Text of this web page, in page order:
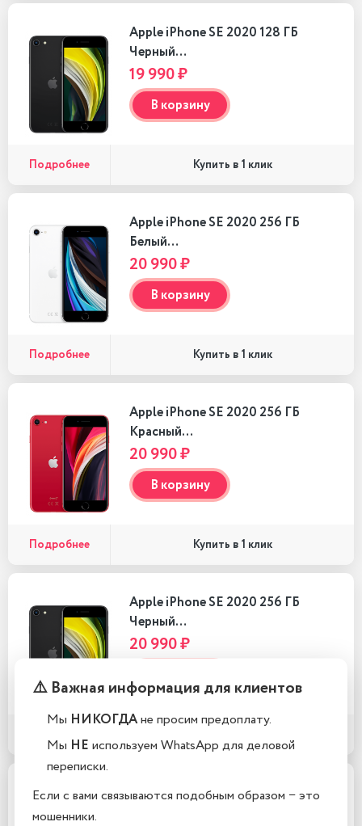
Apple iPhone SE 2020 128 ГБ
Черный…
19 990 ₽
В корзину
Подробнее Купить в 1 клик
Apple iPhone SE 2020 256 ГБ
Белый…
20 990 ₽
В корзину
Подробнее Купить в 1 клик
Apple iPhone SE 2020 256 ГБ
Красный…
20 990 ₽
В корзину
Подробнее Купить в 1 клик
Apple iPhone SE 2020 256 ГБ
Черный…
20 990 ₽
Apple iPhone SE 2020 64 ГБ
⚠️ Важная информация для клиентов
Мы НИКОГДАне просим предоплату.
Мы НЕ используем WhatsApp для деловой
переписки.
Если с вами связываются подобным образом − это
мошенники.